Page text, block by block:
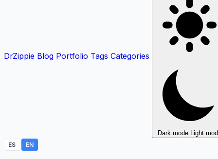
DrZippie Blog Portfolio Tags Categories
Dark mode Light
ES
EN